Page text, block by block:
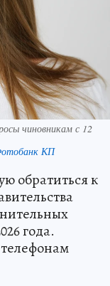
чиновникам с 12
КП
обратиться к
года.